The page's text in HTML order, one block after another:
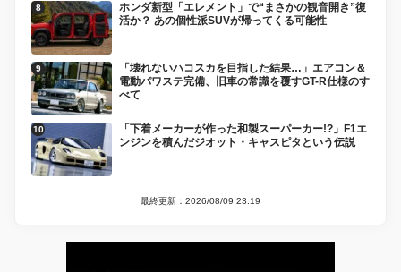
ホンダ新型「エレメント」で“まさかの観音開き”復
活か？ あの個性派SUVが帰ってくる可能性
「壊れないハコスカを目指した結果…」エアコン＆
電動パワステ完備、旧車の常識を覆すGT-R仕様のす
べて
「下着メーカーが作った和製スーパーカー!?」F1エ
ンジンを積んだジオット・キャスピタという伝説
最終更新：2026/08/09 23:19